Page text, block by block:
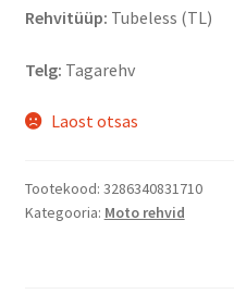
Rehvitüüp: Tubeless (TL)
Telg: Tagarehv
Laost otsas
Tootekood: 3286340831710
Kategooria: Moto rehvid